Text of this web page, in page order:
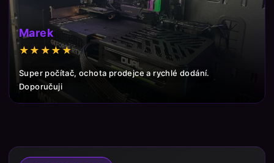
Marek
★★★★★
Super počítač, ochota prodejce a rychlé dodání.
Doporučuji